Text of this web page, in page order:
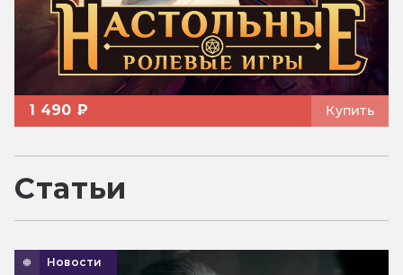
1 490 ₽ Купить
Статьи
Новости